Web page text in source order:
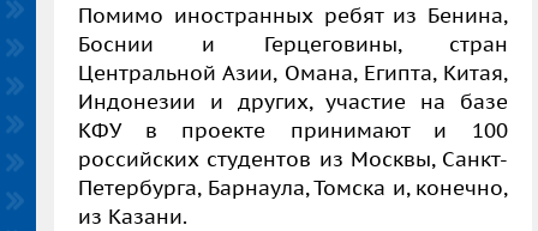
Помимо иностранных ребят из Бенина,
Боснии и Герцеговины, стран
Центральной Азии, Омана, Египта, Китая,
Индонезии и других, участие на базе
КФУ в проекте принимают и 100
российских студентов из Москвы, Санкт-
Петербурга, Барнаула, Томска и, конечно,
из Казани.